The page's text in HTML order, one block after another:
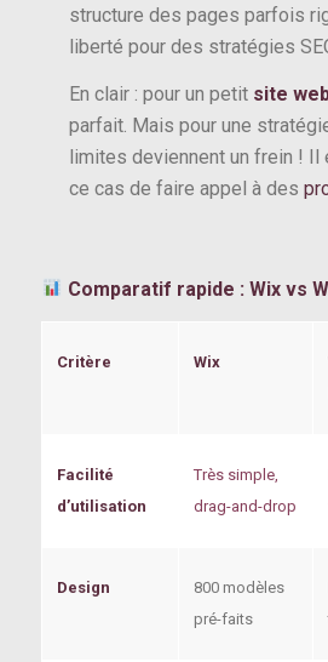
structure des pages parfois
liberté pour des stratégies
En clair : pour un petit site
parfait. Mais pour une
limites deviennent un frein ! Il
ce cas de faire appel à des
Comparatif rapide : Wix vs
Critère Wix
Facilité
d’utilisation
Très simple,
drag-and-drop
Design
800 modèles
pré-faits